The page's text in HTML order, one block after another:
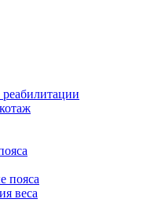
пояса
веса